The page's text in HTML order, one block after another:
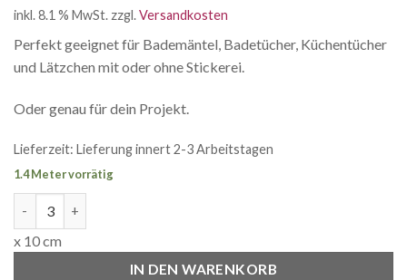
inkl. 8.1 % MwSt. zzgl.Versandkosten
Perfekt geeignet für Bademäntel, Badetücher, Küchentücher
und Lätzchen mit oder ohne Stickerei.
Oder genau für dein Projekt.
Lieferzeit: Lieferung innert 2-3 Arbeitstagen
1.4 Meter vorrätig
x 10 cm
IN DEN WARENKORB